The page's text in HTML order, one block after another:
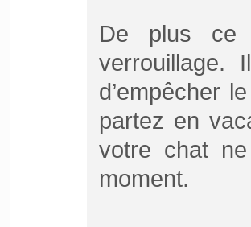
De plus ce
verrouillage.
d’empêcher
partez en
votre chat
moment.